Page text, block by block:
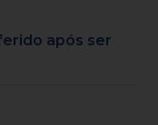
após ser